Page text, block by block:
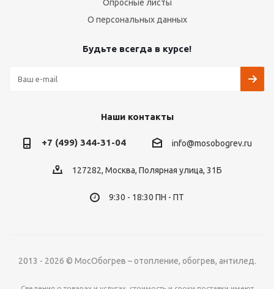
Опросные листы
О персональных данных
Будьте всегда в курсе!
Наши контакты
+7 (499) 344-31-04 info@mosobogrev.ru
127282, Москва, Полярная улица, 31Б
9:30 - 18:30 ПН - ПТ
2013 - 2026 © МосОбогрев – отопление, обогрев, антилед.